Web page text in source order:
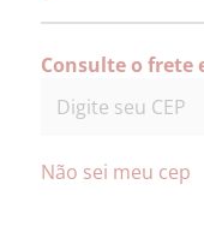
Consulte o frete
Não sei meu cep